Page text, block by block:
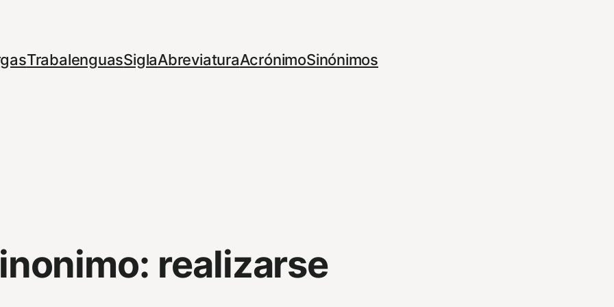
TrabalenguasSiglaAbreviaturaAcrónimoSinónimos
realizarse